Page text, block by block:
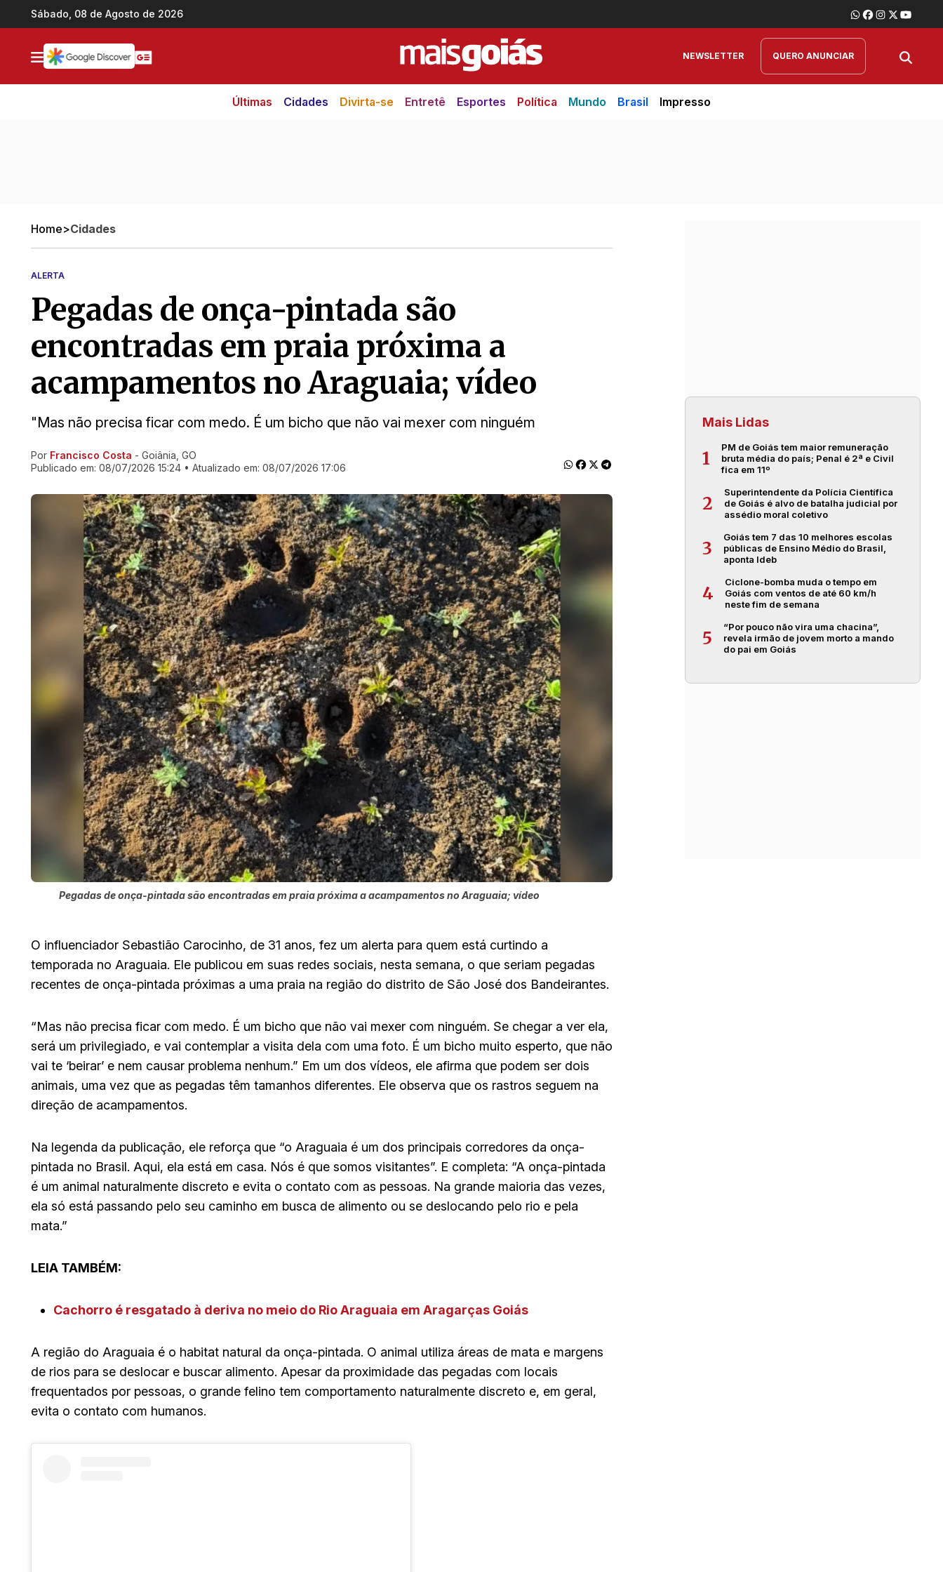
Ir direto pro conteúdo
Sábado, 08 de Agosto de 2026
NEWSLETTER QUERO ANUNCIAR
Últimas Cidades Divirta-se Entretê Esportes Política Mundo Brasil Impresso
Home>Cidades
ALERTA
Pegadas de onça-pintada são
encontradas em praia próxima a
acampamentos no Araguaia; vídeo
"Mas não precisa ficar com medo. É um bicho que não vai mexer com ninguém
Ir direto pra matéria
Por Francisco Costa - Goiânia, GO
Publicado em: 08/07/2026 15:24 • Atualizado em: 08/07/2026 17:06
Pegadas de onça-pintada são encontradas em praia próxima a acampamentos no Araguaia; vídeo
O influenciador Sebastião Carocinho, de 31 anos, fez um alerta para quem está curtindo a
temporada no Araguaia. Ele publicou em suas redes sociais, nesta semana, o que seriam pegadas
recentes de onça-pintada próximas a uma praia na região do distrito de São José dos Bandeirantes.
“Mas não precisa ficar com medo. É um bicho que não vai mexer com ninguém. Se chegar a ver ela,
será um privilegiado, e vai contemplar a visita dela com uma foto. É um bicho muito esperto, que não
vai te ‘beirar’ e nem causar problema nenhum.” Em um dos vídeos, ele afirma que podem ser dois
animais, uma vez que as pegadas têm tamanhos diferentes. Ele observa que os rastros seguem na
direção de acampamentos.
Na legenda da publicação, ele reforça que “o Araguaia é um dos principais corredores da onça-
pintada no Brasil. Aqui, ela está em casa. Nós é que somos visitantes”. E completa: “A onça-pintada
é um animal naturalmente discreto e evita o contato com as pessoas. Na grande maioria das vezes,
ela só está passando pelo seu caminho em busca de alimento ou se deslocando pelo rio e pela
mata.”
LEIA TAMBÉM:
Cachorro é resgatado à deriva no meio do Rio Araguaia em Aragarças Goiás
A região do Araguaia é o habitat natural da onça-pintada. O animal utiliza áreas de mata e margens
de rios para se deslocar e buscar alimento. Apesar da proximidade das pegadas com locais
frequentados por pessoas, o grande felino tem comportamento naturalmente discreto e, em geral,
evita o contato com humanos.
Mais Lidas
1
PM de Goiás tem maior remuneração
bruta média do país; Penal é 2ª e Civil
fica em 11º
2
Superintendente da Polícia Científica
de Goiás é alvo de batalha judicial por
assédio moral coletivo
3
Goiás tem 7 das 10 melhores escolas
públicas de Ensino Médio do Brasil,
aponta Ideb
4
Ciclone-bomba muda o tempo em
Goiás com ventos de até 60 km/h
neste fim de semana
5
“Por pouco não vira uma chacina”,
revela irmão de jovem morto a mando
do pai em Goiás